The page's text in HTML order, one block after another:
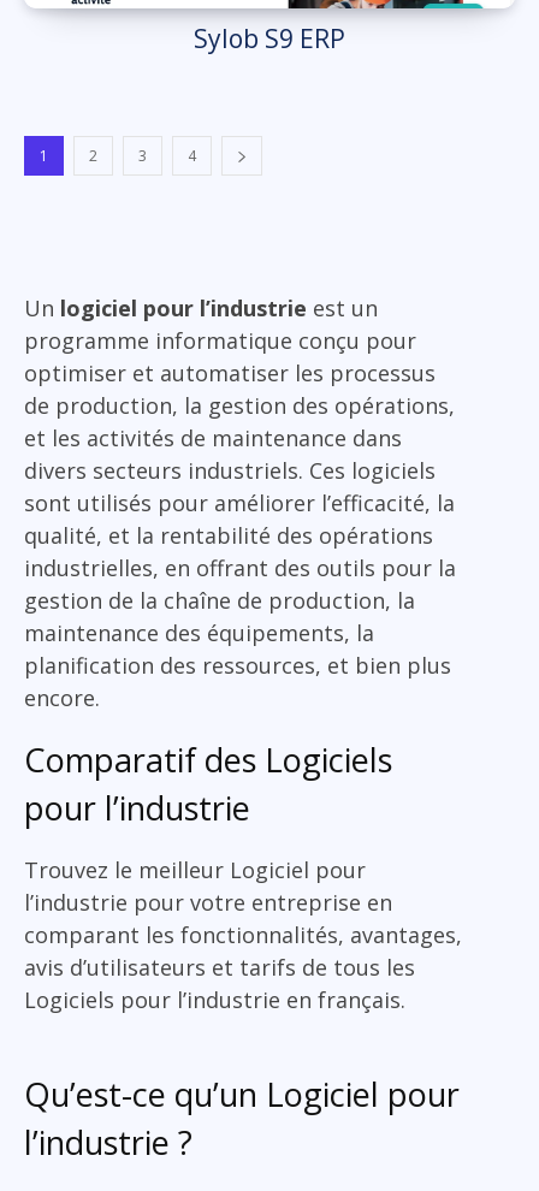
Sylob S9 ERP
1 2 3 4
Un logiciel pour l’industrie est un
programme informatique conçu pour
optimiser et automatiser les processus
de production, la gestion des opérations,
et les activités de maintenance dans
divers secteurs industriels. Ces logiciels
sont utilisés pour améliorer l’efficacité, la
qualité, et la rentabilité des opérations
industrielles, en offrant des outils pour la
gestion de la chaîne de production, la
maintenance des équipements, la
planification des ressources, et bien plus
encore.
Comparatif des Logiciels
pour l’industrie
Trouvez le meilleur Logiciel pour
l’industrie pour votre entreprise en
comparant les fonctionnalités, avantages,
avis d’utilisateurs et tarifs de tous les
Logiciels pour l’industrie en français.
Qu’est-ce qu’un Logiciel pour
l’industrie ?